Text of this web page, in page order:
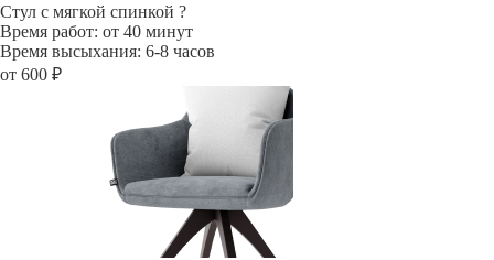
Стул с мягкой спинкой ?
Время работ: от 40 минут
Время высыхания: 6-8 часов
от 600 ₽